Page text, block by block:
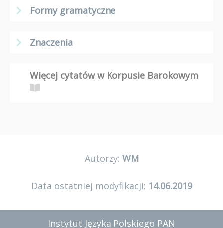
Formy gramatyczne
Znaczenia
Więcej cytatów w Korpusie Barokowym
Autorzy: WM
Data ostatniej modyfikacji: 14.06.2019
Instytut Języka Polskiego PAN